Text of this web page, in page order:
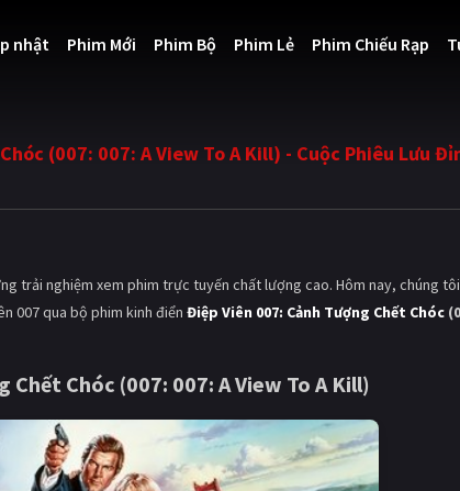
nhật Phim Mới Phim Bộ Phim Lẻ Phim Chiếu Rạp
(007: 007: A View To A Kill) - Cuộc Phiêu Lưu
trải nghiệm xem phim trực tuyến chất lượng cao. Hôm nay, chúng
007 qua bộ phim kinh điển Điệp Viên 007: Cảnh Tượng Chết Chóc
Chóc (007: 007: A View To A Kill)